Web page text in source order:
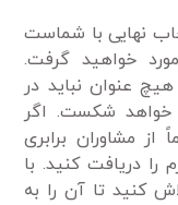
نهایی با شماست
خواهید گرفت.
عنوان نباید در
خواهد شکست. اگر
از مشاوران برابری
دریافت کنید. با
کنید تا آن را به